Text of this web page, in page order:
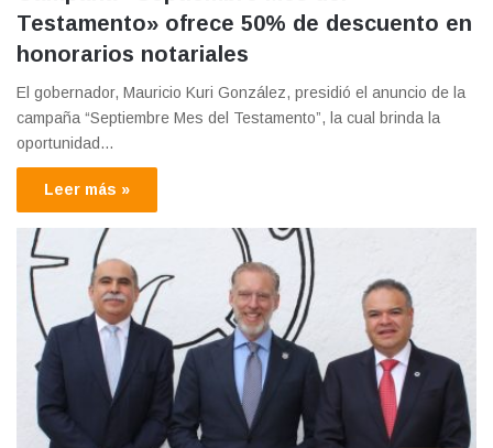
Testamento» ofrece 50% de descuento en
honorarios notariales
El gobernador, Mauricio Kuri González, presidió el anuncio de la
campaña “Septiembre Mes del Testamento”, la cual brinda la
oportunidad…
Leer más »